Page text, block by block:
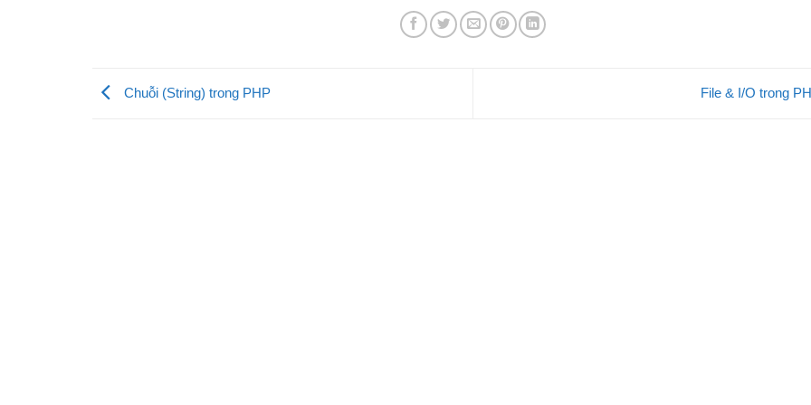
Chuỗi (String) trong PHP File & I/O trong